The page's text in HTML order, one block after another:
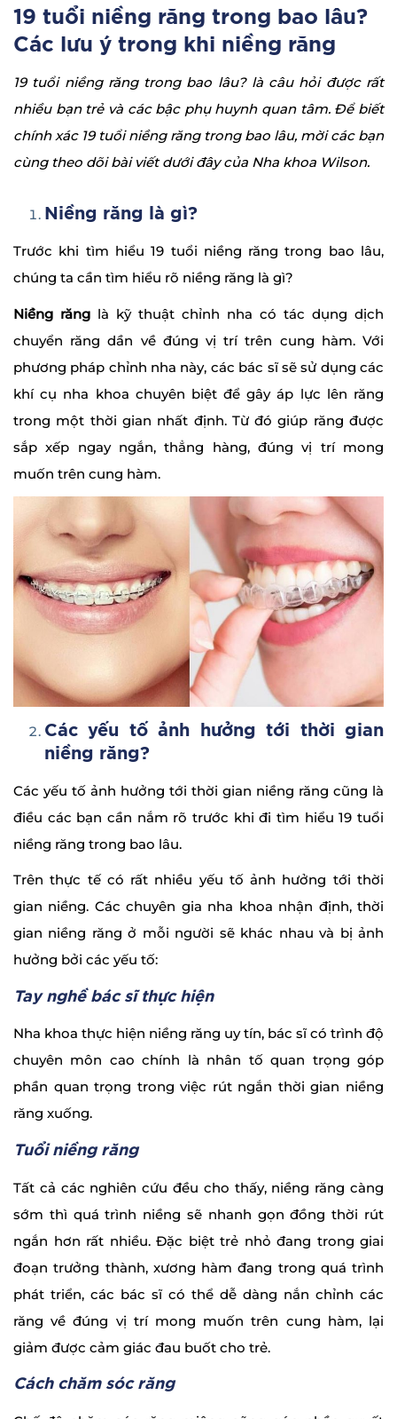
19 tuổi niềng răng trong bao lâu?
Các lưu ý trong khi niềng răng
19 tuổi niềng răng trong bao lâu? là câu hỏi được rất
nhiều bạn trẻ và các bậc phụ huynh quan tâm. Để biết
chính xác 19 tuổi niềng răng trong bao lâu, mời các bạn
cùng theo dõi bài viết dưới đây của Nha khoa Wilson.
Niềng răng là gì?
Trước khi tìm hiểu 19 tuổi niềng răng trong bao lâu,
chúng ta cần tìm hiểu rõ niềng răng là gì?
Niềng răng là kỹ thuật chỉnh nha có tác dụng dịch
chuyển răng dần về đúng vị trí trên cung hàm. Với
phương pháp chỉnh nha này, các bác sĩ sẽ sử dụng các
khí cụ nha khoa chuyên biệt để gây áp lực lên răng
trong một thời gian nhất định. Từ đó giúp răng được
sắp xếp ngay ngắn, thẳng hàng, đúng vị trí mong
muốn trên cung hàm.
Các yếu tố ảnh hưởng tới thời gian
niềng răng?
Các yếu tố ảnh hưởng tới thời gian niềng răng cũng là
điều các bạn cần nắm rõ trước khi đi tìm hiểu 19 tuổi
niềng răng trong bao lâu.
Trên thực tế có rất nhiều yếu tố ảnh hưởng tới thời
gian niềng. Các chuyên gia nha khoa nhận định, thời
gian niềng răng ở mỗi người sẽ khác nhau và bị ảnh
hưởng bởi các yếu tố:
Tay nghề bác sĩ thực hiện
Nha khoa thực hiện niềng răng uy tín, bác sĩ có trình độ
chuyên môn cao chính là nhân tố quan trọng góp
phần quan trọng trong việc rút ngắn thời gian niềng
răng xuống.
Tuổi niềng răng
Tất cả các nghiên cứu đều cho thấy, niềng răng càng
sớm thì quá trình niềng sẽ nhanh gọn đồng thời rút
ngắn hơn rất nhiều. Đặc biệt trẻ nhỏ đang trong giai
đoạn trưởng thành, xương hàm đang trong quá trình
phát triển, các bác sĩ có thể dễ dàng nắn chỉnh các
răng về đúng vị trí mong muốn trên cung hàm, lại
giảm được cảm giác đau buốt cho trẻ.
Cách chăm sóc răng